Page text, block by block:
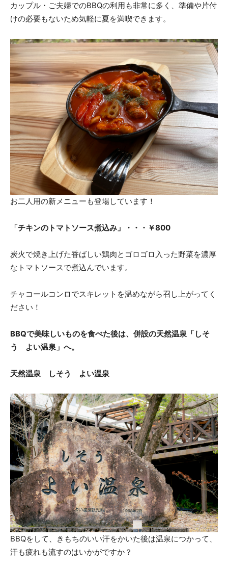
カップル・ご夫婦でのBBQの利用も非常に多く、準備や片付
けの必要もないため気軽に夏を満喫できます。
お二人用の新メニューも登場しています！
「チキンのトマトソース煮込み」・・・￥800
炭火で焼き上げた香ばしい鶏肉とゴロゴロ入った野菜を濃厚
なトマトソースで煮込んでいます。
チャコールコンロでスキレットを温めながら召し上がってく
ださい！
BBQで美味しいものを食べた後は、併設の天然温泉「しそ
う よい温泉」へ。
天然温泉 しそう よい温泉
BBQをして、きもちのいい汗をかいた後は温泉につかって、
汗も疲れも流すのはいかがですか？